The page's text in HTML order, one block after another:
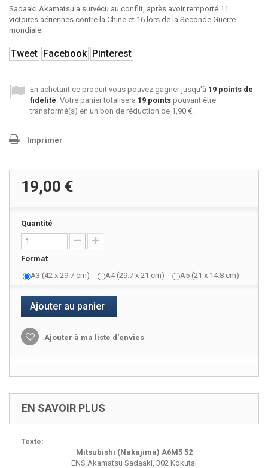
Sadaaki Akamatsu a survécu au conflit, après avoir remporté 11
victoires aériennes contre la Chine et 16 lors de la Seconde Guerre
mondiale.
Tweet Facebook Pinterest
En achetant ce produit vous pouvez gagner jusqu'à 19 points de
fidélité. Votre panier totalisera 19 points pouvant être
transformé(s) en un bon de réduction de 1,90 €.
Imprimer
19,00 €
Quantité
Format
A3 (42 x 29.7 cm)
A4 (29.7 x 21 cm) A5 (21 x 14.8 cm)
Ajouter au panier
Ajouter à ma liste d'envies
EN SAVOIR PLUS
Texte:
Mitsubishi (Nakajima) A6M5 52
ENS Akamatsu Sadaaki, 302 Kokutai